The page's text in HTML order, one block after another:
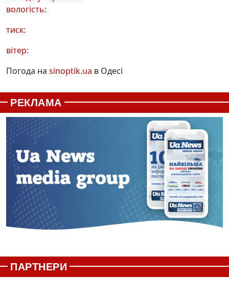
вологість:
тиск:
вітер:
Погода на sinoptik.ua в Одесі
РЕКЛАМА
ПАРТНЕРИ